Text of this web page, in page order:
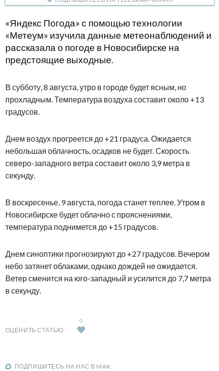
«Яндекс Погода» с помощью технологии
«Метеум» изучила данные метеонаблюдений и
рассказала о погоде в Новосибирске на
предстоящие выходные.
В субботу, 8 августа, утро в городе будет ясным, но
прохладным. Температура воздуха составит около +13
градусов.
Днем воздух прогреется до +21 градуса. Ожидается
небольшая облачность, осадков не будет. Скорость
северо-западного ветра составит около 3,9 метра в
секунду.
В воскресенье, 9 августа, погода станет теплее. Утром в
Новосибирске будет облачно с прояснениями,
температура поднимется до +15 градусов.
Днем синоптики прогнозируют до +27 градусов. Вечером
небо затянет облаками, однако дождей не ожидается.
Ветер сменится на юго-западный и усилится до 7,7 метра
в секунду.
ОЦЕНИТЬ СТАТЬЮ
0
ПОДПИШИТЕСЬ НА НАС В MAX